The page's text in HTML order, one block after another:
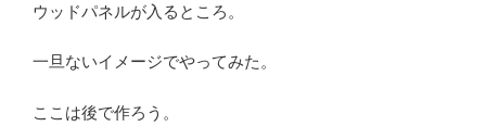
ウッドパネルが入るところ。
一旦ないイメージでやってみた。
ここは後で作ろう。